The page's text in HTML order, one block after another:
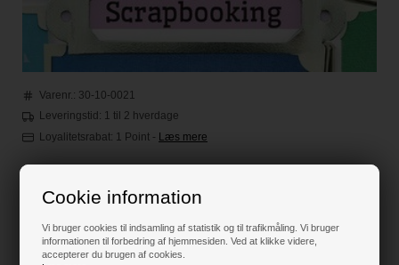
Cookie information
Vi bruger cookies til indsamling af statistik og til trafikmåling. Vi bruger
informationen til forbedring af hjemmesiden. Ved at klikke videre,
accepterer du brugen af cookies.
Varenr.: 30-10-0021
Leveringstid: 1 til 2 hverdage
Loyalitetsrabat: 1 Point - Læs mere
20,00DKK
Klik her for pris inkl. fragt